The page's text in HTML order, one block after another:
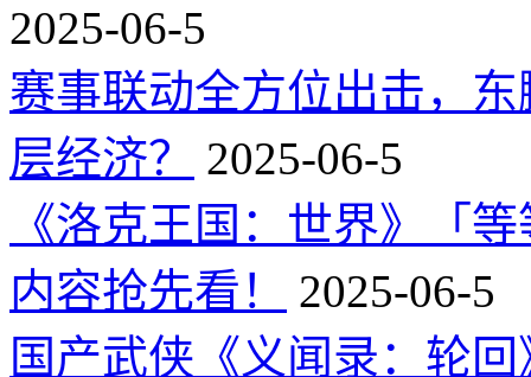
2025-06-5
赛事联动全方位出击，
层经济？
2025-06-5
《洛克王国：世界》「
内容抢先看！
2025-06-5
国产武侠《义闻录：轮